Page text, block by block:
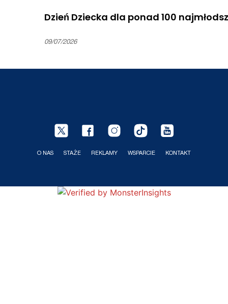
Dzień Dziecka dla ponad 100
09/07/2026
O NAS STAŻE REKLAMY WSPARCIE KONTAKT